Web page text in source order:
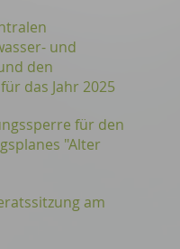
und
den
das Jahr 2025
für den
"Alter
am